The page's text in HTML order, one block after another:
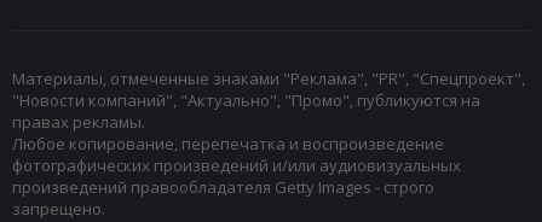
Материалы, отмеченные знаками "Реклама", "PR", "Спецпроект",
"Новости компаний", "Актуально", "Промо", публикуются на
правах рекламы.
Любое копирование, перепечатка и воспроизведение
фотографических произведений и/или аудиовизуальных
произведений правообладателя Getty Images - строго
запрещено.